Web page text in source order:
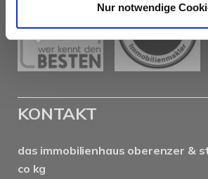
Nur notwendige
KONTAKT
das immobilienhaus oberenzer &
co kg